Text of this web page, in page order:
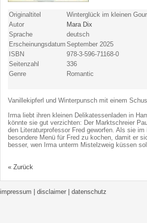
Originaltitel
Winterglück im kleinen
Autor
Mara Dix
Sprache
deutsch
Erscheinungsdatum September 2025
ISBN
978-3-596-71168-0
Seitenzahl
336
Genre
Romantic
Vanillekipferl und Winterpunsch mit einem
Irma liebt ihren kleinen Delikatessenladen in
könnte sie gut verzichten: Der Marktschreier
den Literaturprofessor Fred geworfen. Als sie
besondere Menü für Fred zu kochen, damit er
besser, wen Irma unterm Mistelzweig küssen
« Zurück
impressum | disclaimer | datenschutz